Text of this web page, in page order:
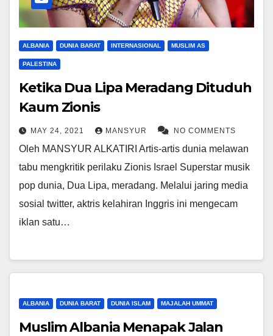
ALBANIA DUNIA BARAT INTERNASIONAL MUSLIM AS
PALESTINA
Ketika Dua Lipa Meradang Dituduh
Kaum Zionis
MAY 24, 2021 MANSYUR NO COMMENTS
Oleh MANSYUR ALKATIRI Artis-artis dunia melawan
tabu mengkritik perilaku Zionis Israel Superstar musik
pop dunia, Dua Lipa, meradang. Melalui jaring media
sosial twitter, aktris kelahiran Inggris ini mengecam
iklan satu…
ALBANIA DUNIA BARAT DUNIA ISLAM MAJALAH UMMAT
Muslim Albania Menapak Jalan